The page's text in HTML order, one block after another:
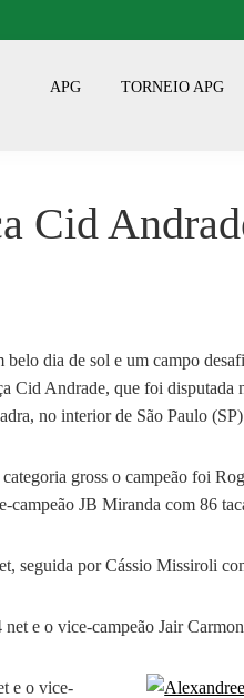
APG TORNEIO APG
Cid
belo dia de sol e um campo
Cid Andrade, que foi
no interior de São Paulo
gross o campeão foi
campeão JB Miranda com 86
seguida por Cássio Missiroli
e o vice-campeão Jair
e o vice-